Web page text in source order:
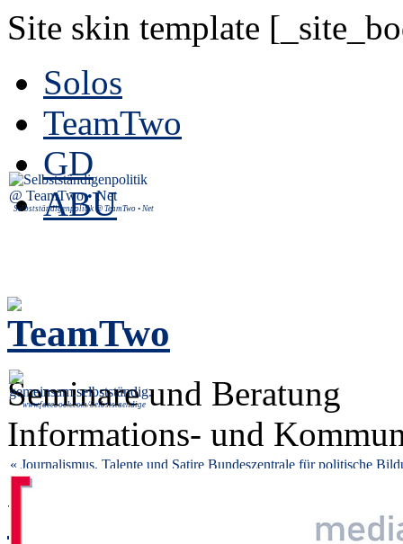
Site skin template
Solos
TeamTwo
GD
ABU
Seminare und Beratung
Informations- und
Selbstständigenpolitik @ TeamTwo • Net
www.facebook.com/Selbststaendige
« Journalismus, Talente und Satire Bundeszentrale für politische
Unerwarteter Effekt